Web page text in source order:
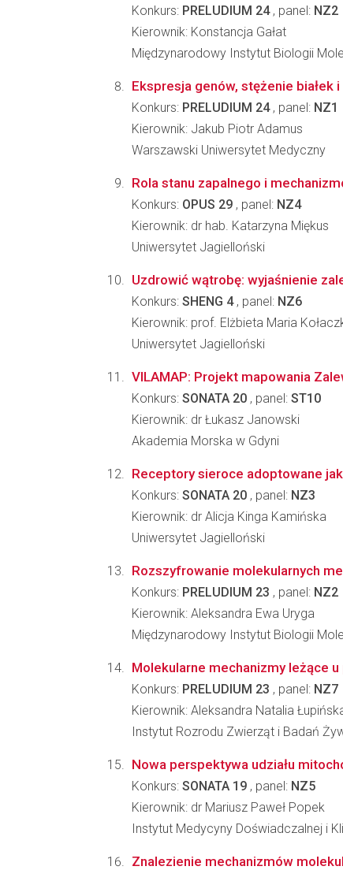
Konkurs: PRELUDIUM 24, panel: NZ2
Kierownik: Konstancja Gałat
Międzynarodowy Instytut Biologii
Ekspresja genów, stężenie
Konkurs: PRELUDIUM 24, panel: NZ1
Kierownik: Jakub Piotr Adamus
Warszawski Uniwersytet Medyczny
Rola stanu zapalnego i
Konkurs: OPUS 29 , panel: NZ4
Kierownik: dr hab. Katarzyna Miękus
Uniwersytet Jagielloński
Uzdrowić wątrobę: wyjaśnienie
Konkurs: SHENG 4, panel: NZ6
Kierownik: prof. Elżbieta Maria
Uniwersytet Jagielloński
VILAMAP: Projekt mapowania
Konkurs: SONATA 20 , panel: ST10
Kierownik: dr Łukasz Janowski
Akademia Morska w Gdyni
Receptory sieroce adoptowane
Konkurs: SONATA 20 , panel: NZ3
Kierownik: dr Alicja Kinga Kamińska
Uniwersytet Jagielloński
Rozszyfrowanie molekularnych
Konkurs: PRELUDIUM 23 , panel: NZ2
Kierownik: Aleksandra Ewa Uryga
Międzynarodowy Instytut Biologii
Molekularne mechanizmy leżące
Konkurs: PRELUDIUM 23 , panel: NZ7
Kierownik: Aleksandra Natalia
Instytut Rozrodu Zwierząt i Badań
Nowa perspektywa udziału
Konkurs: SONATA 19 , panel: NZ5
Kierownik: dr Mariusz Paweł Popek
Instytut Medycyny Doświadczalnej i
Znalezienie mechanizmów